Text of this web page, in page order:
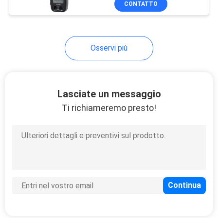
Power
Metri di LCR Digital
CONTATTO
Osservi più
Lasciate un messaggio
Ti richiameremo presto!